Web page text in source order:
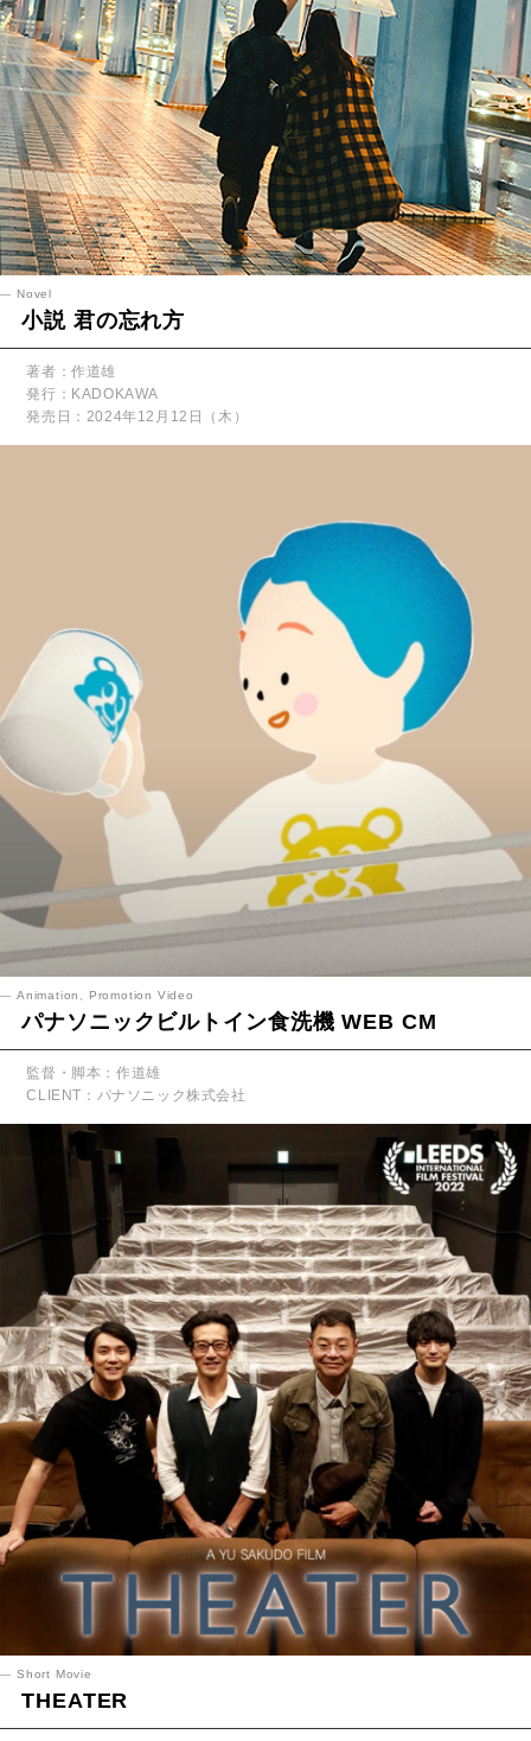
小説 君の忘れ方
Novel
著者：作道雄
発行：KADOKAWA
発売日：2024年12月12日（木）
パナソニックビルトイン食洗機 WEB CM
Animation Promotion Video
監督・脚本：作道雄
CLIENT：パナソニック株式会社
THEATER
Short Movie